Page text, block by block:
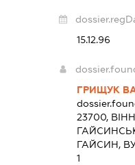
15.12.96
ГРИЩУК
23700,
ГАЙСИН,
1